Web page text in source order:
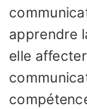
apprendre
elle